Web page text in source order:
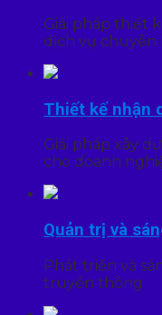
Giải pháp thiết
dịch vụ chuyên
Thiết kế nhận
Giải pháp xây
cho doanh
Quản trị và
Phát triển và
truyền thông